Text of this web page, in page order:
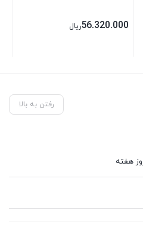
56.320.000ریال
رفتن به بالا